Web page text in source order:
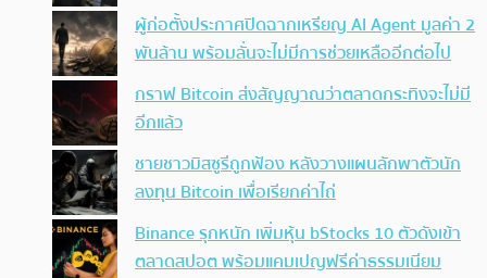
ผู้ก่อตั้งประกาศปิดฉากเหรียญ AI Agent มูลค่า 2
พันล้าน พร้อมลั่นจะไม่มีการช่วยเหลืออีกต่อไป
กราฟ Bitcoin ส่งสัญญาณว่าตลาดกระทิงจะไม่มี
อีกแล้ว
ชายชาวมิสซูรีถูกฟ้อง หลังวางแผนลักพาตัวนัก
ลงทุน Bitcoin เพื่อเรียกค่าไถ่
Binance รุกหนัก เพิ่มหุ้น bStocks 10 ตัวดังเข้า
ตลาดสปอต พร้อมแคมเปญฟรีค่าธรรมเนียม